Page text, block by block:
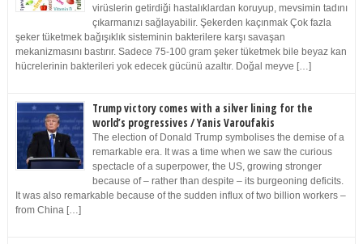
virüslerin getirdiği hastalıklardan koruyup, mevsimin tadını
çıkarmanızı sağlayabilir. Şekerden kaçınmak Çok fazla
şeker tüketmek bağışıklık sisteminin bakterilere karşı savaşan
mekanizmasını bastırır. Sadece 75-100 gram şeker tüketmek bile beyaz kan
hücrelerinin bakterileri yok edecek gücünü azaltır. Doğal meyve […]
Trump victory comes with a silver lining for the
world’s progressives / Yanis Varoufakis
The election of Donald Trump symbolises the demise of a
remarkable era. It was a time when we saw the curious
spectacle of a superpower, the US, growing stronger
because of – rather than despite – its burgeoning deficits.
It was also remarkable because of the sudden influx of two billion workers –
from China […]